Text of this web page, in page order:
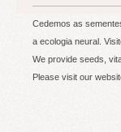
Cedemos as
a ecologia neural.
We provide seeds,
Please visit our